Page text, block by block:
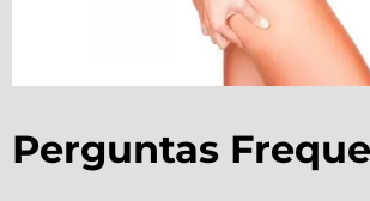
Perguntas